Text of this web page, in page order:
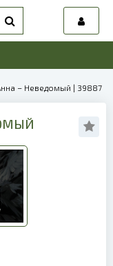
– Неведомый | 39887